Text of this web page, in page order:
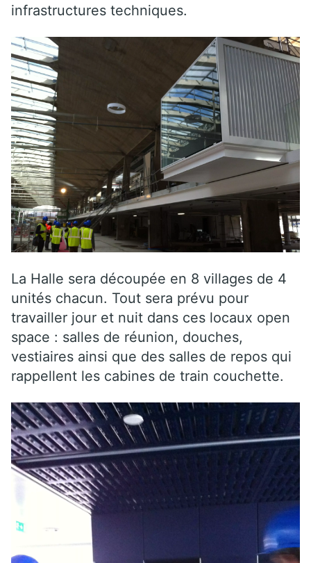
infrastructures techniques.
La Halle sera découpée en 8 villages de 4
unités chacun. Tout sera prévu pour
travailler jour et nuit dans ces locaux open
space : salles de réunion, douches,
vestiaires ainsi que des salles de repos qui
rappellent les cabines de train couchette.